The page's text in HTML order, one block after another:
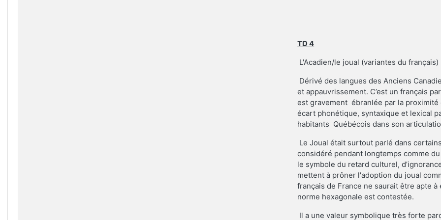
TD 4
L'Acadien/le joual (variantes du français)
Dérivé des langues des Anciens
et appauvrissement. C’est un français
est gravement ébranlée par la
écart phonétique, syntaxique et lexical
habitants Québécois dans son
Le Joual était surtout parlé dans
considéré pendant longtemps comme
le symbole du retard culturel,
mettent à prôner l'adoption du joual
français de France ne saurait être apte
norme hexagonale est contestée.
Il a une valeur symbolique très forte